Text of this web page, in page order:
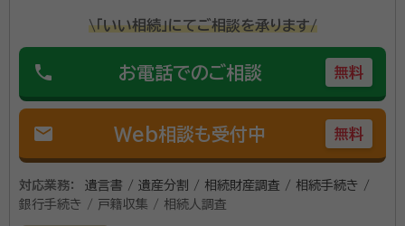
す。特に相続手続きにおいては、相続人及び相続財産の
書作成支援など、正確な書類作成と手続きで実務の負
担を軽減し、スムーズな相続をサポートいたします。 ま
～18:00の営業時間内にお気軽にお問い合わせくださ
い。 土日祝日も事前予約で対応可能です。 皆様に寄り
添った、親切・丁寧な対応を心掛けておりますので、相続
に関するお悩みやご不明点がございましたら、ぜひ当事
\「いい相続」にてご相談を承ります/
phone お電話でのご相談 無料
mail Web相談も受付中 無料
対応業務：
遺言書 / 遺産分割 / 相続財産調査 / 相続手続き /
銀行手続き / 戸籍収集 / 相続人調査